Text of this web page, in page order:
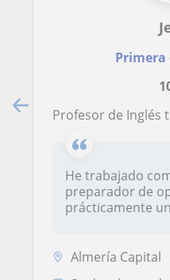
Primera
Profesor de Inglés
He trabajado
preparador de
prácticamente
Almería Capital